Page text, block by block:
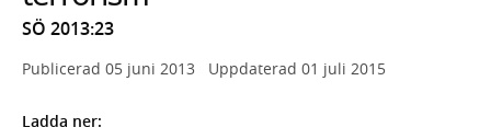
SÖ 2013:23
Publicerad 05 juni 2013 Uppdaterad 01 juli 2015
Ladda ner: